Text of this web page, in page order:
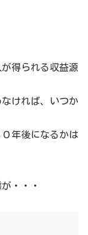
得られる収益源
ければ、いつか
年後になるかは
・・・